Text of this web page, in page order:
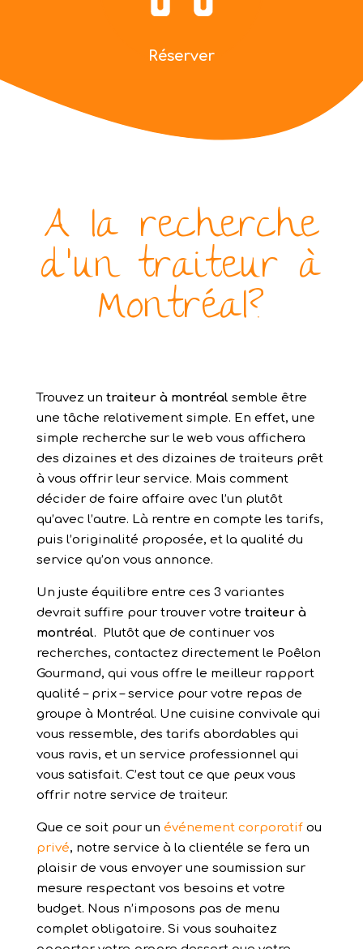
Réserver
A la recherche
d’un traiteur à
Montréal?
Trouvez un traiteur à montréal semble être
une tâche relativement simple. En effet, une
simple recherche sur le web vous affichera
des dizaines et des dizaines de traiteurs prêt
à vous offrir leur service. Mais comment
décider de faire affaire avec l’un plutôt
qu’avec l’autre. Là rentre en compte les tarifs,
puis l’originalité proposée, et la qualité du
service qu’on vous annonce.
Un juste équilibre entre ces 3 variantes
devrait suffire pour trouver votre traiteur à
montréal. Plutôt que de continuer vos
recherches, contactez directement le Poêlon
Gourmand, qui vous offre le meilleur rapport
qualité – prix – service pour votre repas de
groupe à Montréal. Une cuisine convivale qui
vous ressemble, des tarifs abordables qui
vous ravis, et un service professionnel qui
vous satisfait. C’est tout ce que peux vous
offrir notre service de traiteur.
Que ce soit pour un événement corporatifou
privé, notre service à la clientéle se fera un
plaisir de vous envoyer une soumission sur
mesure respectant vos besoins et votre
budget. Nous n’imposons pas de menu
complet obligatoire. Si vous souhaitez